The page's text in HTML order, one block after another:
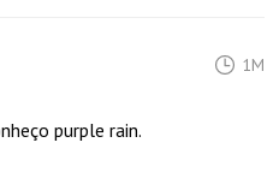
1M
purple rain.